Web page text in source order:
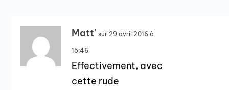
Matt' sur 29 avril 2016 à
15:46
Effectivement, avec
cette rude